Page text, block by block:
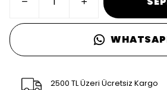
2500 TL Üzeri Ücretsiz Kargo